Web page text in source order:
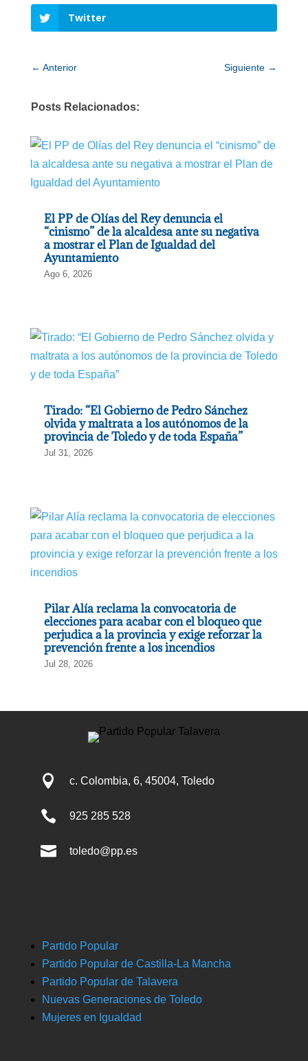
Twitter
← Anterior Siguiente →
Posts Relacionados:
El PP de Olías del Rey denuncia el
“cinismo” de la alcaldesa ante su negativa
a mostrar el Plan de Igualdad del
Ayuntamiento
Ago 6, 2026
Tirado: “El Gobierno de Pedro Sánchez
olvida y maltrata a los autónomos de la
provincia de Toledo y de toda España”
Jul 31, 2026
Pilar Alía reclama la convocatoria de
elecciones para acabar con el bloqueo que
perjudica a la provincia y exige reforzar la
prevención frente a los incendios
Jul 28, 2026
 c. Colombia, 6, 45004, Toledo
 925 285 528
 toledo@pp.es
Partido Popular
Partido Popular de Castilla-La Mancha
Partido Popular de Talavera
Nuevas Generaciones de Toledo
Mujeres en Igualdad